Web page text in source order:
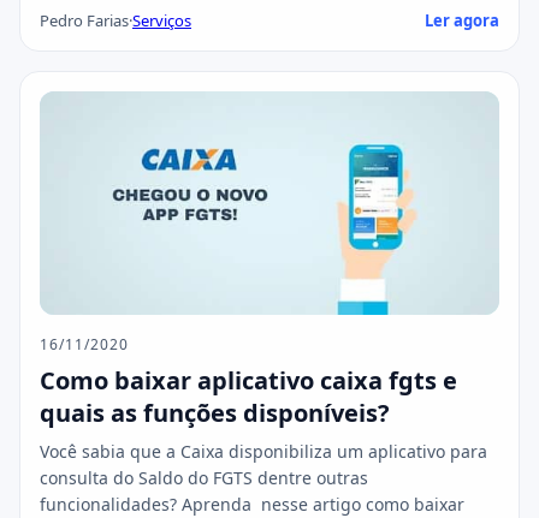
Pedro Farias·Serviços Ler agora
16/11/2020
Como baixar aplicativo caixa fgts e
quais as funções disponíveis?
Você sabia que a Caixa disponibiliza um aplicativo para
consulta do Saldo do FGTS dentre outras
funcionalidades? Aprenda nesse artigo como baixar